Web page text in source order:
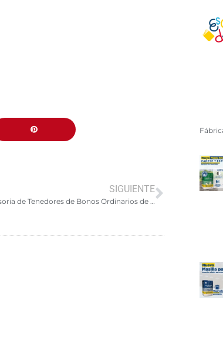
SIGUIENTE
Asamblea Decisoria de Tenedores de Bonos Ordinarios de Ultracem s.a.s